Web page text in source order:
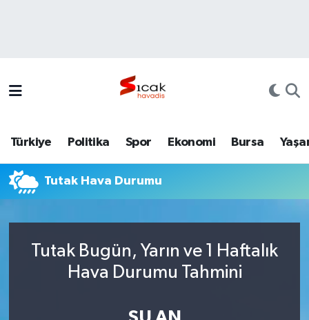
Türkiye Politika Spor Ekonomi Bursa
Tutak Hava Durumu
Tutak Bugün, Yarın ve 1 Haftalık
Hava Durumu Tahmini
Türkiye
Haber Arşivi